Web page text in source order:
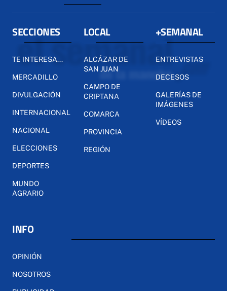
SECCIONES
TE INTERESA...
MERCADILLO
DIVULGACIÓN
INTERNACIONAL
NACIONAL
ELECCIONES
DEPORTES
MUNDO
AGRARIO
LOCAL
ALCÁZAR DE
SAN JUAN
CAMPO DE
CRIPTANA
COMARCA
PROVINCIA
REGIÓN
+SEMANAL
ENTREVISTAS
DECESOS
GALERÍAS DE
IMÁGENES
VÍDEOS
INFO
OPINIÓN
NOSOTROS